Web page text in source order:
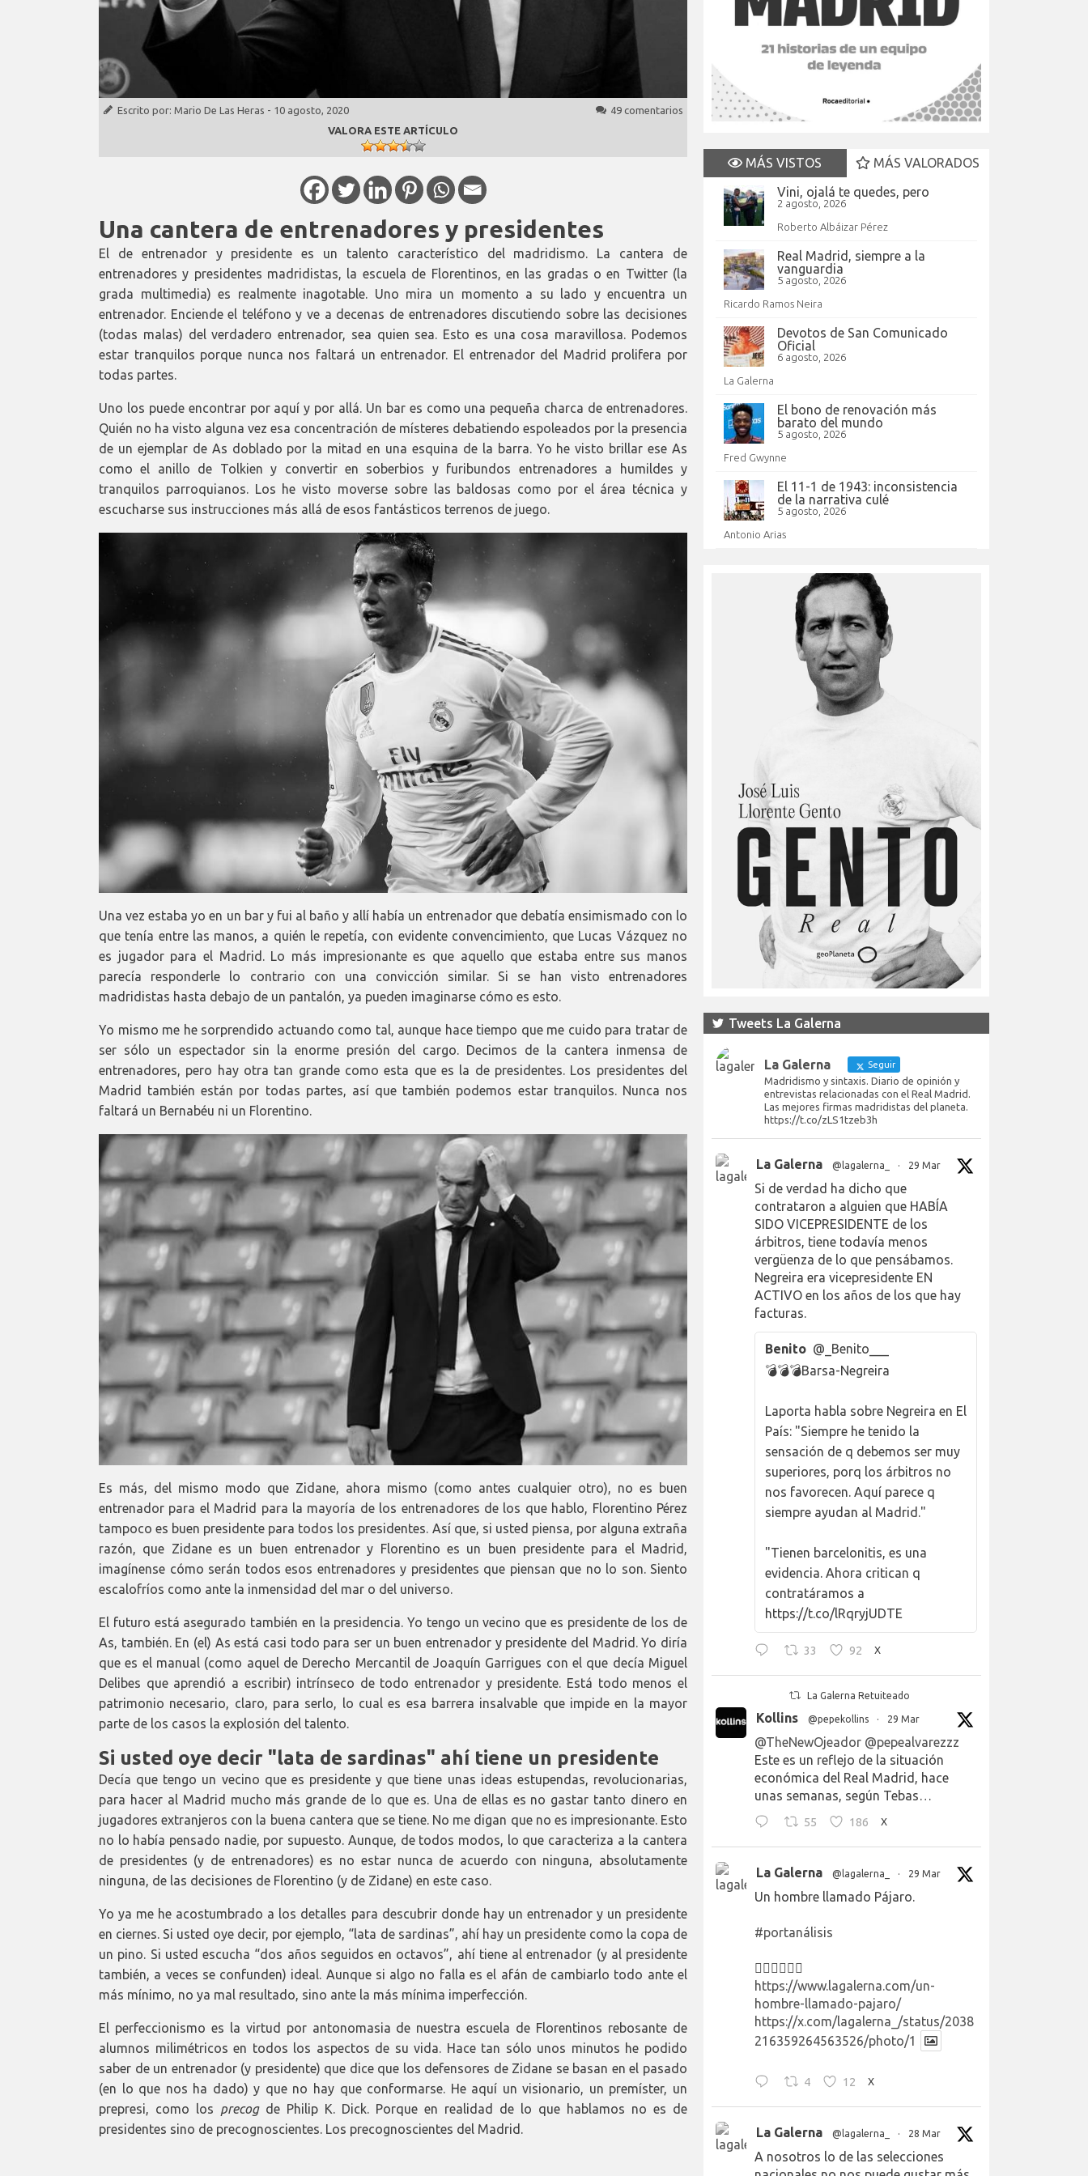
Escrito por: Mario De Las Heras - 10 agosto, 2020
49 comentarios
VALORA ESTE ARTÍCULO
Una cantera de entrenadores y presidentes
El de entrenador y presidente es un talento característico del madridismo. La cantera de
entrenadores y presidentes madridistas, la escuela de Florentinos, en las gradas o en Twitter (la
grada multimedia) es realmente inagotable. Uno mira un momento a su lado y encuentra un
entrenador. Enciende el teléfono y ve a decenas de entrenadores discutiendo sobre las decisiones
(todas malas) del verdadero entrenador, sea quien sea. Esto es una cosa maravillosa. Podemos
estar tranquilos porque nunca nos faltará un entrenador. El entrenador del Madrid prolifera por
todas partes.
Uno los puede encontrar por aquí y por allá. Un bar es como una pequeña charca de entrenadores.
Quién no ha visto alguna vez esa concentración de místeres debatiendo espoleados por la presencia
de un ejemplar de As doblado por la mitad en una esquina de la barra. Yo he visto brillar ese As
como el anillo de Tolkien y convertir en soberbios y furibundos entrenadores a humildes y
tranquilos parroquianos. Los he visto moverse sobre las baldosas como por el área técnica y
escucharse sus instrucciones más allá de esos fantásticos terrenos de juego.
Una vez estaba yo en un bar y fui al baño y allí había un entrenador que debatía ensimismado con lo
que tenía entre las manos, a quién le repetía, con evidente convencimiento, que Lucas Vázquez no
es jugador para el Madrid. Lo más impresionante es que aquello que estaba entre sus manos
parecía responderle lo contrario con una convicción similar. Si se han visto entrenadores
madridistas hasta debajo de un pantalón, ya pueden imaginarse cómo es esto.
Yo mismo me he sorprendido actuando como tal, aunque hace tiempo que me cuido para tratar de
ser sólo un espectador sin la enorme presión del cargo. Decimos de la cantera inmensa de
entrenadores, pero hay otra tan grande como esta que es la de presidentes. Los presidentes del
Madrid también están por todas partes, así que también podemos estar tranquilos. Nunca nos
faltará un Bernabéu ni un Florentino.
Es más, del mismo modo que Zidane, ahora mismo (como antes cualquier otro), no es buen
entrenador para el Madrid para la mayoría de los entrenadores de los que hablo, Florentino Pérez
tampoco es buen presidente para todos los presidentes. Así que, si usted piensa, por alguna extraña
razón, que Zidane es un buen entrenador y Florentino es un buen presidente para el Madrid,
imagínense cómo serán todos esos entrenadores y presidentes que piensan que no lo son. Siento
escalofríos como ante la inmensidad del mar o del universo.
El futuro está asegurado también en la presidencia. Yo tengo un vecino que es presidente de los de
As, también. En (el) As está casi todo para ser un buen entrenador y presidente del Madrid. Yo diría
que es el manual (como aquel de Derecho Mercantil de Joaquín Garrigues con el que decía Miguel
Delibes que aprendió a escribir) intrínseco de todo entrenador y presidente. Está todo menos el
patrimonio necesario, claro, para serlo, lo cual es esa barrera insalvable que impide en la mayor
parte de los casos la explosión del talento.
Si usted oye decir "lata de sardinas" ahí tiene un presidente
Decía que tengo un vecino que es presidente y que tiene unas ideas estupendas, revolucionarias,
para hacer al Madrid mucho más grande de lo que es. Una de ellas es no gastar tanto dinero en
jugadores extranjeros con la buena cantera que se tiene. No me digan que no es impresionante. Esto
no lo había pensado nadie, por supuesto. Aunque, de todos modos, lo que caracteriza a la cantera
de presidentes (y de entrenadores) es no estar nunca de acuerdo con ninguna, absolutamente
ninguna, de las decisiones de Florentino (y de Zidane) en este caso.
Yo ya me he acostumbrado a los detalles para descubrir donde hay un entrenador y un presidente
en ciernes. Si usted oye decir, por ejemplo, “lata de sardinas”, ahí hay un presidente como la copa de
un pino. Si usted escucha “dos años seguidos en octavos”, ahí tiene al entrenador (y al presidente
también, a veces se confunden) ideal. Aunque si algo no falla es el afán de cambiarlo todo ante el
más mínimo, no ya mal resultado, sino ante la más mínima imperfección.
El perfeccionismo es la virtud por antonomasia de nuestra escuela de Florentinos rebosante de
alumnos milimétricos en todos los aspectos de su vida. Hace tan sólo unos minutos he podido
saber de un entrenador (y presidente) que dice que los defensores de Zidane se basan en el pasado
(en lo que nos ha dado) y que no hay que conformarse. He aquí un visionario, un premíster, un
prepresi, como los precogde Philip K. Dick. Porque en realidad de lo que hablamos no es de
presidentes sino de precognoscientes. Los precognoscientes del Madrid.
MÁS VISTOS
MÁS VALORADOS
Vini, ojalá te quedes, pero
2 agosto, 2026
Roberto Albáizar Pérez
Real Madrid, siempre a la
vanguardia
5 agosto, 2026
Ricardo Ramos Neira
Devotos de San Comunicado
Oficial
6 agosto, 2026
La Galerna
El bono de renovación más
barato del mundo
5 agosto, 2026
Fred Gwynne
El 11-1 de 1943: inconsistencia
de la narrativa culé
5 agosto, 2026
Antonio Arias
Tweets La Galerna
La Galerna Seguir
Madridismo y sintaxis. Diario de opinión y
entrevistas relacionadas con el Real Madrid.
Las mejores firmas madridistas del planeta.
https://t.co/zLS1tzeb3h
La Galerna @lagalerna_ · 29 Mar
Si de verdad ha dicho que
contrataron a alguien que HABÍA
SIDO VICEPRESIDENTE de los
árbitros, tiene todavía menos
vergüenza de lo que pensábamos.
Negreira era vicepresidente EN
ACTIVO en los años de los que hay
facturas.
Benito @_Benito___
💣💣💣Barsa-Negreira
Laporta habla sobre Negreira en El
País: "Siempre he tenido la
sensación de q debemos ser muy
superiores, porq los árbitros no
nos favorecen. Aquí parece q
siempre ayudan al Madrid."
"Tienen barcelonitis, es una
evidencia. Ahora critican q
contratáramos a
https://t.co/lRqryjUDTE
33 92 X
La Galerna Retuiteado
Kollins @pepekollins · 29 Mar
@TheNewOjeador @pepealvarezzz
Este es un reflejo de la situación
económica del Real Madrid, hace
unas semanas, según Tebas…
55 186 X
La Galerna @lagalerna_ · 29 Mar
Un hombre llamado Pájaro.
#portanálisis
👉🏻👉🏻👉🏻
https://www.lagalerna.com/un-
hombre-llamado-pajaro/
https://x.com/lagalerna_/status/2038
216359264563526/photo/1
4 12 X
La Galerna @lagalerna_ · 28 Mar
A nosotros lo de las selecciones